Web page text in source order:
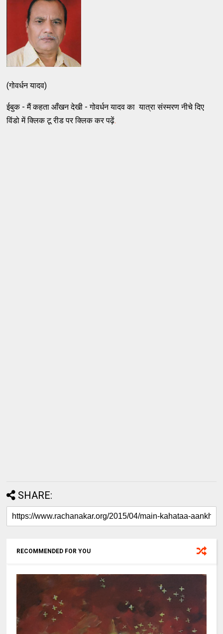
(गोवर्धन यादव)
ईबुक - मैं कहता आँखन देखी - गोवर्धन यादव का यात्रा संस्मरण नीचे दिए
विंडो में क्लिक टू रीड पर क्लिक कर पढ़ें.
SHARE:
RECOMMENDED FOR YOU